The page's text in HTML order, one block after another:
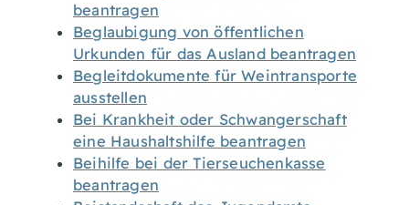
beantragen
Beglaubigung von öffentlichen
Urkunden für das Ausland beantragen
Begleitdokumente für Weintransporte
ausstellen
Bei Krankheit oder Schwangerschaft
eine Haushaltshilfe beantragen
Beihilfe bei der Tierseuchenkasse
beantragen